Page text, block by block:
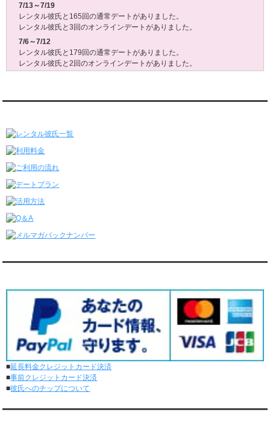
7/13～7/19
レンタル彼氏と165回の通常デートがありました。
レンタル彼氏と3回のオンラインデートがありました。
7/6～7/12
レンタル彼氏と179回の通常デートがありました。
レンタル彼氏と2回のオンラインデートがありました。
レンタル彼氏と3回のオンラインデートがありました。
レンタル彼氏と2回のオンラインデートがありました。
6/15～6/21
レンタル彼氏と4回のオンラインデートがありました。
6/8～6/14
レンタル彼氏と161回の通常デートがありました。
レンタル彼氏と3回のオンラインデートがありました。
6/1～6/7
レンタル彼氏と165回の通常デートがありました。
レンタル彼氏と153回の通常デートがありました。
レンタル彼氏と1回のオンラインデートがありました。
5/11～5/17
レンタル彼氏と164回の通常デートがありました。
レンタル彼氏と2回のオンラインデートがありました。
5/4～5/10
レンタル彼氏と151回の通常デートがありました。
レンタル彼氏と2回のオンラインデートがありました。
■延長料金クレジットカード決済
■事前クレジットカード決済
■彼氏へのチップについて